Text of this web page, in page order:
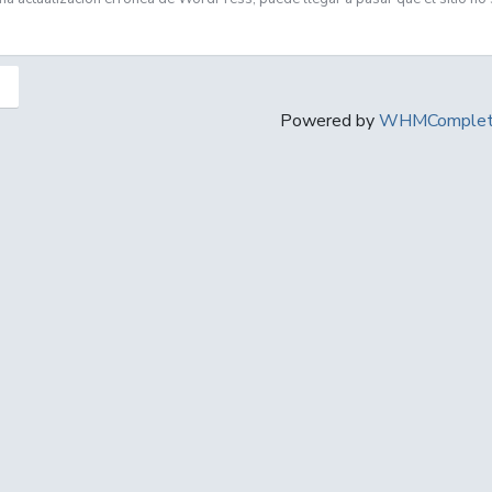
Powered by